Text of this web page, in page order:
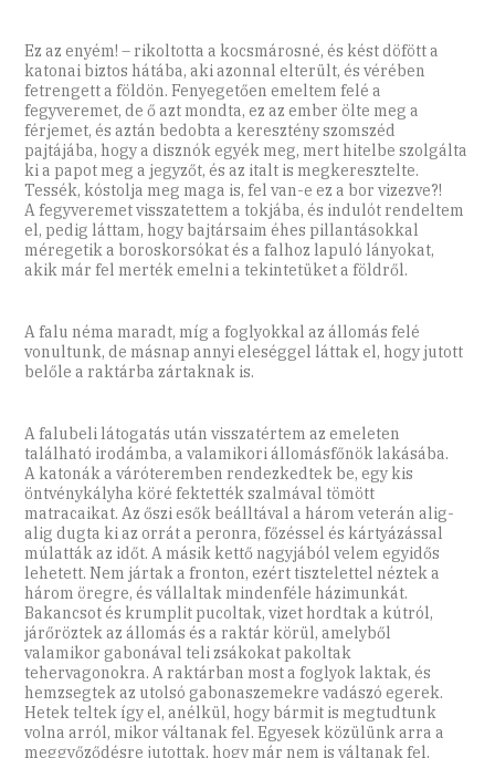
Ez az enyém! – rikoltotta a kocsmárosné, és kést döfött a
katonai biztos hátába, aki azonnal elterült, és vérében
fetrengett a földön. Fenyegetően emeltem felé a
fegyveremet, de ő azt mondta, ez az ember ölte meg a
férjemet, és aztán bedobta a keresztény szomszéd
pajtájába, hogy a disznók egyék meg, mert hitelbe szolgálta
ki a papot meg a jegyzőt, és az italt is megkeresztelte.
Tessék, kóstolja meg maga is, fel van-e ez a bor vizezve?!
A fegyveremet visszatettem a tokjába, és indulót rendeltem
el, pedig láttam, hogy bajtársaim éhes pillantásokkal
méregetik a boroskorsókat és a falhoz lapuló lányokat,
akik már fel merték emelni a tekintetüket a földről.
A falu néma maradt, míg a foglyokkal az állomás felé
vonultunk, de másnap annyi eleséggel láttak el, hogy jutott
belőle a raktárba zártaknak is.
A falubeli látogatás után visszatértem az emeleten
található irodámba, a valamikori állomásfőnök lakásába.
A katonák a váróteremben rendezkedtek be, egy kis
öntvénykályha köré fektették szalmával tömött
matracaikat. Az őszi esők beálltával a három veterán alig-
alig dugta ki az orrát a peronra, főzéssel és kártyázással
múlatták az időt. A másik kettő nagyjából velem egyidős
lehetett. Nem jártak a fronton, ezért tisztelettel néztek a
három öregre, és vállaltak mindenféle házimunkát.
Bakancsot és krumplit pucoltak, vizet hordtak a kútról,
járőröztek az állomás és a raktár körül, amelyből
valamikor gabonával teli zsákokat pakoltak
tehervagonokra. A raktárban most a foglyok laktak, és
hemzsegtek az utolsó gabonaszemekre vadászó egerek.
Hetek teltek így el, anélkül, hogy bármit is megtudtunk
volna arról, mikor váltanak fel. Egyesek közülünk arra a
meggyőződésre jutottak, hogy már nem is váltanak fel.